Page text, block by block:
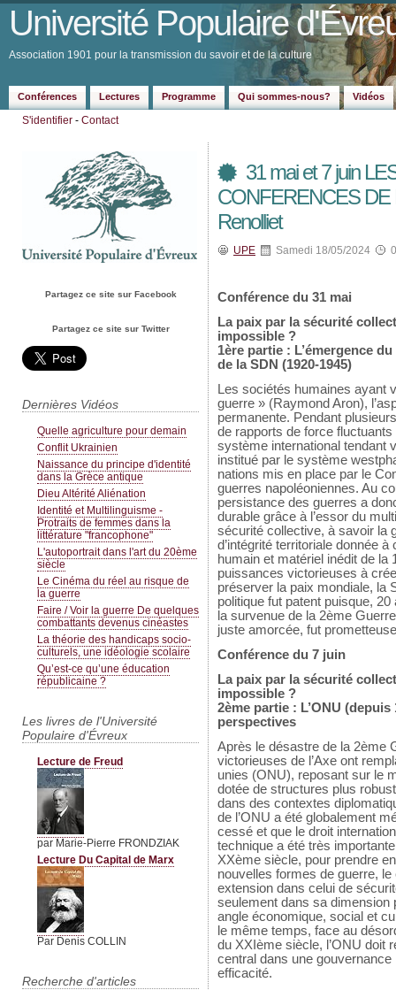
Université Populaire
Association 1901 pour la transmission du savoir et de la culture
Conférences Lectures Programme Qui sommes-nous? Vidéos
S'identifier - Contact
Partagez ce site sur Facebook
Partagez ce site sur Twitter
Dernières Vidéos
Quelle agriculture pour demain
Conflit Ukrainien
Naissance du principe d'identité
dans la Grèce antique
Dieu Altérité Aliénation
Identité et Multilinguisme -
Protraits de femmes dans la
littérature "francophone"
L'autoportrait dans l'art du 20ème
siècle
Le Cinéma du réel au risque de
la guerre
Faire / Voir la guerre De quelques
combattants devenus cinéastes
La théorie des handicaps socio-
culturels, une idéologie scolaire
Qu’est-ce qu’une éducation
républicaine ?
Les livres de l'Université
Populaire d'Évreux
Lecture de Freud
par Marie-Pierre FRONDZIAK
Lecture Du Capital de Marx
Par Denis COLLIN
Recherche d'articles
31 mai et 7 juin
CONFERENCES DE
Renolliet
UPE Samedi 18/05/2024
Conférence du 31 mai
La paix par la sécurité
impossible ?
1ère partie : L’émergence
de la SDN (1920-1945)
Les sociétés humaines ayant
guerre » (Raymond Aron),
permanente. Pendant
de rapports de force
système international tendant
institué par le système
nations mis en place par le
guerres napoléoniennes. Au
persistance des guerres a
durable grâce à l’essor du
sécurité collective, à savoir la
d’intégrité territoriale donnée
humain et matériel inédit de
puissances victorieuses à
préserver la paix mondiale, la
politique fut patent puisque,
la survenue de la 2ème
juste amorcée, fut
Conférence du 7 juin
La paix par la sécurité
impossible ?
2ème partie : L’ONU
perspectives
Après le désastre de la 2ème
victorieuses de l’Axe ont
unies (ONU), reposant sur le
dotée de structures plus
dans des contextes
de l’ONU a été globalement
cessé et que le droit
technique a été très
XXème siècle, pour prendre
nouvelles formes de guerre,
extension dans celui de
seulement dans sa dimension
angle économique, social et
le même temps, face au
du XXIème siècle, l’ONU doit
central dans une
efficacité.